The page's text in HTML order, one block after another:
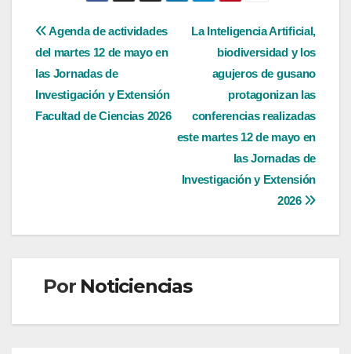
Navegación
de
entradas
La Inteligencia Artificial,
biodiversidad y los
agujeros de gusano
protagonizan las
conferencias realizadas
este martes 12 de mayo en
las Jornadas de
Investigación y Extensión
2026
Agenda de actividades
del martes 12 de mayo en
las Jornadas de
Investigación y Extensión
Facultad de Ciencias 2026
Por Noticiencias